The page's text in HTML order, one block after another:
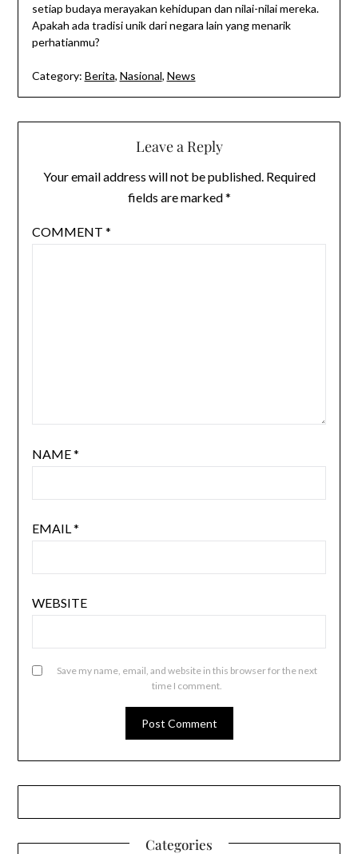
setiap budaya merayakan kehidupan dan nilai-nilai mereka.
Apakah ada tradisi unik dari negara lain yang menarik
perhatianmu?
Category: Berita, Nasional, News
Leave a Reply
Your email address will not be published. Required
fields are marked*
COMMENT *
NAME*
EMAIL*
WEBSITE
Save my name, email, and website in this browser for the next
time I comment.
Categories